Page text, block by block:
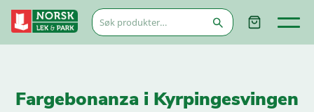
Søk
etter:
Fargebonanza i Kyrpingesvingen